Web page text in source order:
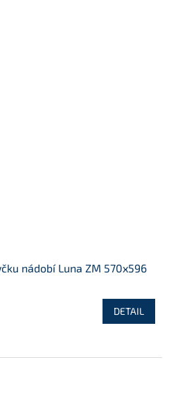
nádobí Luna ZM 570x596
DETAIL